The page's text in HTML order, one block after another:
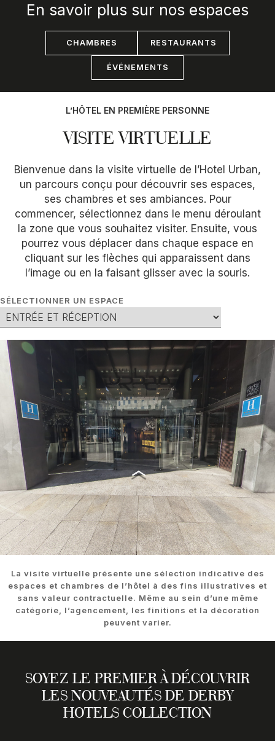
En savoir plus sur nos espaces
CHAMBRES RESTAURANTS
ÉVÉNEMENTS
L’HÔTEL EN PREMIÈRE PERSONNE
VISITE VIRTUELLE
Bienvenue dans la visite virtuelle de l’Hotel Urban,
un parcours conçu pour découvrir ses espaces,
ses chambres et ses ambiances. Pour
commencer, sélectionnez dans le menu déroulant
la zone que vous souhaitez visiter. Ensuite, vous
pourrez vous déplacer dans chaque espace en
cliquant sur les flèches qui apparaissent dans
l’image ou en la faisant glisser avec la souris.
SÉLECTIONNER UN ESPACE
La visite virtuelle présente une sélection indicative des
espaces et chambres de l’hôtel à des fins illustratives et
sans valeur contractuelle. Même au sein d’une même
catégorie, l’agencement, les finitions et la décoration
peuvent varier.
SOYEZ LE PREMIER À DÉCOUVRIR
LES NOUVEAUTÉS DE DERBY
HOTELS COLLECTION